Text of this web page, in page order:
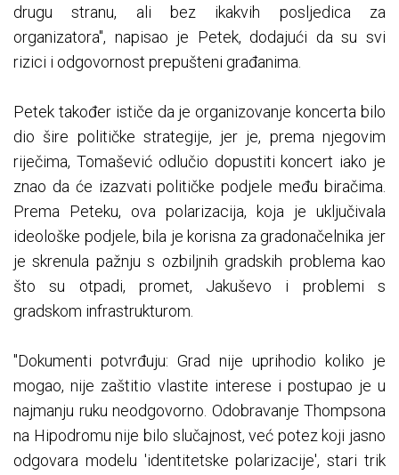
drugu stranu, ali bez ikakvih posljedica za
organizatora", napisao je Petek, dodajući da su svi
rizici i odgovornost prepušteni građanima.
Petek također ističe da je organizovanje koncerta bilo
dio šire političke strategije, jer je, prema njegovim
riječima, Tomašević odlučio dopustiti koncert iako je
znao da će izazvati političke podjele među biračima.
Prema Peteku, ova polarizacija, koja je uključivala
ideološke podjele, bila je korisna za gradonačelnika jer
je skrenula pažnju s ozbiljnih gradskih problema kao
što su otpadi, promet, Jakuševo i problemi s
gradskom infrastrukturom.
"Dokumenti potvrđuju: Grad nije uprihodio koliko je
mogao, nije zaštitio vlastite interese i postupao je u
najmanju ruku neodgovorno. Odobravanje Thompsona
na Hipodromu nije bilo slučajnost, već potez koji jasno
odgovara modelu 'identitetske polarizacije', stari trik